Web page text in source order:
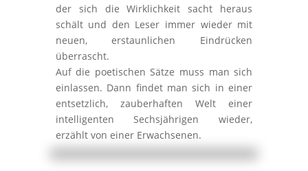
der sich die Wirklichkeit sacht heraus
schält und den Leser immer wieder mit
neuen, erstaunlichen Eindrücken
überrascht.
Auf die poetischen Sätze muss man sich
einlassen. Dann findet man sich in einer
entsetzlich, zauberhaften Welt einer
intelligenten Sechsjährigen wieder,
erzählt von einer Erwachsenen.